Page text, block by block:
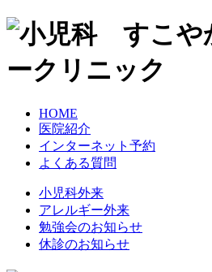
HOME
医院紹介
インターネット予約
よくある質問
小児科外来
アレルギー外来
勉強会のお知らせ
休診のお知らせ